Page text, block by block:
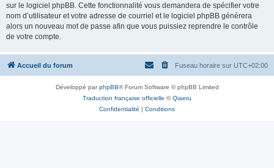
sur le logiciel phpBB. Cette fonctionnalité vous demandera de spécifier votre
nom d’utilisateur et votre adresse de courriel et le logiciel phpBB générera
alors un nouveau mot de passe afin que vous puissiez reprendre le contrôle
de votre compte.
Accueil du forum Fuseau horaire sur UTC+02:00
Développé parphpBB® Forum Software © phpBB Limited
Traduction française officielle ©Qiaeru
Confidentialité | Conditions